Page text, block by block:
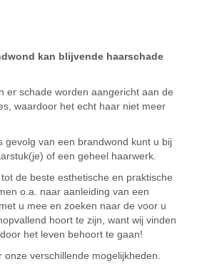
kan blijvende haarschade
er schade worden aangericht aan de
waardoor het echt haar niet meer
gevolg van een brandwond kunt u bij
of een geheel haarwerk.
de beste esthetische en praktische
o.a. naar aanleiding van een
u mee en zoeken naar de voor u
hoort te zijn, want wij vinden
het leven behoort te gaan!
verschillende mogelijkheden.